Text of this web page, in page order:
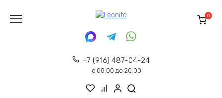
содержанию
+7 (916) 487-04-24
с 08:00 до 20:00
0